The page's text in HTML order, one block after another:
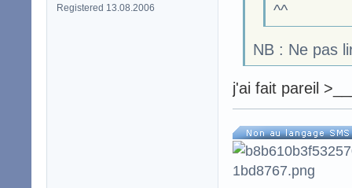
Registered 13.08.2006
^^
NB : Ne pas
j'ai fait pareil